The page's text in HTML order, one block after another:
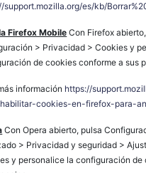
support.mozilla.org/es/kb/
Firefox Mobile Con Firefox
> Privacidad > Cookies y
de cookies conforme a sus
información https://
cookies-en-firefox-para-
Con Opera abierto, pulsa
> Privacidad y seguridad >
y personalice la configuración de